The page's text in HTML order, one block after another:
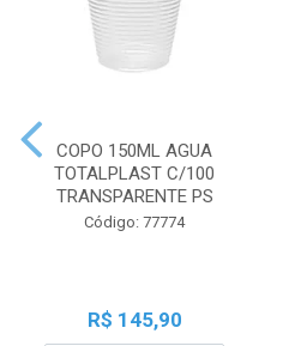
COPO 150ML AGUA
TOTALPLAST C/100
TRANSPARENTE PS
Código: 77774
R$ 145,90